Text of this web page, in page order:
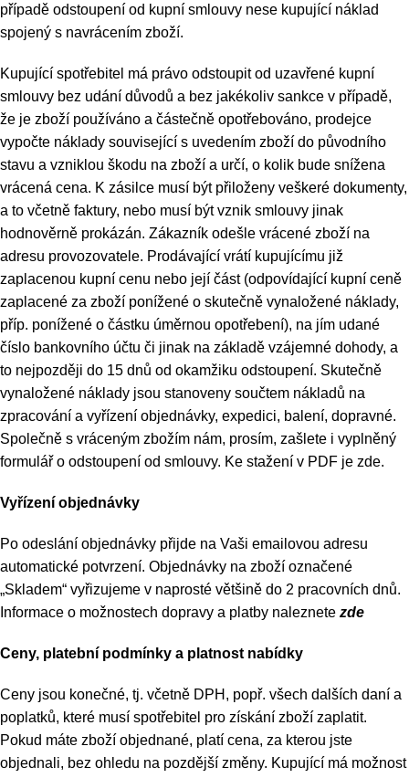
případě odstoupení od kupní smlouvy nese kupující náklad
spojený s navrácením zboží.
Kupující spotřebitel má právo odstoupit od uzavřené kupní
smlouvy bez udání důvodů a bez jakékoliv sankce v případě,
že je zboží používáno a částečně opotřebováno, prodejce
vypočte náklady související s uvedením zboží do původního
stavu a vzniklou škodu na zboží a určí, o kolik bude snížena
vrácená cena. K zásilce musí být přiloženy veškeré dokumenty,
a to včetně faktury, nebo musí být vznik smlouvy jinak
hodnověrně prokázán. Zákazník odešle vrácené zboží na
adresu provozovatele. Prodávající vrátí kupujícímu již
zaplacenou kupní cenu nebo její část (odpovídající kupní ceně
zaplacené za zboží ponížené o skutečně vynaložené náklady,
příp. ponížené o částku úměrnou opotřebení), na jím udané
číslo bankovního účtu či jinak na základě vzájemné dohody, a
to nejpozději do 15 dnů od okamžiku odstoupení. Skutečně
vynaložené náklady jsou stanoveny součtem nákladů na
zpracování a vyřízení objednávky, expedici, balení, dopravné.
Společně s vráceným zbožím nám, prosím, zašlete i vyplněný
formulář o odstoupení od smlouvy. Ke stažení v PDF je zde.
Vyřízení objednávky
Po odeslání objednávky přijde na Vaši emailovou adresu
automatické potvrzení. Objednávky na zboží označené
„Skladem“ vyřizujeme v naprosté většině do 2 pracovních dnů.
Informace o možnostech dopravy a platby naleznete zde
Ceny, platební podmínky a platnost nabídky
Ceny jsou konečné, tj. včetně DPH, popř. všech dalších daní a
poplatků, které musí spotřebitel pro získání zboží zaplatit.
Pokud máte zboží objednané, platí cena, za kterou jste
objednali, bez ohledu na pozdější změny. Kupující má možnost